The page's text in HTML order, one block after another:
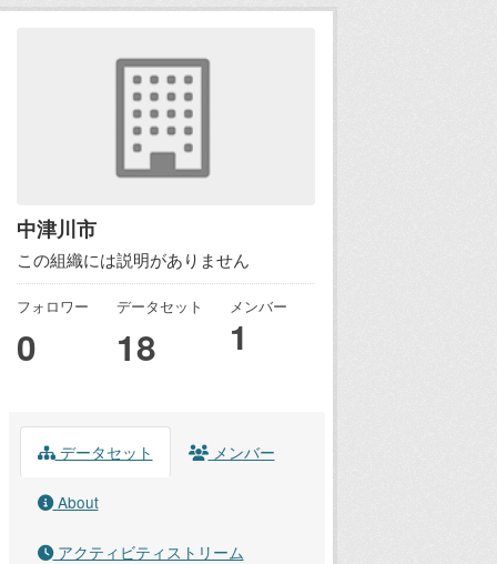
中津川市
この組織には説明がありません
フォロワー
0
データセット
18
メンバー
1
データセット メンバー
About
アクティビティストリーム